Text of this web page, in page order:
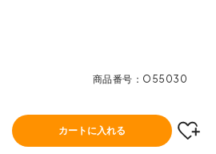
商品番号 O55030
カートに入れる